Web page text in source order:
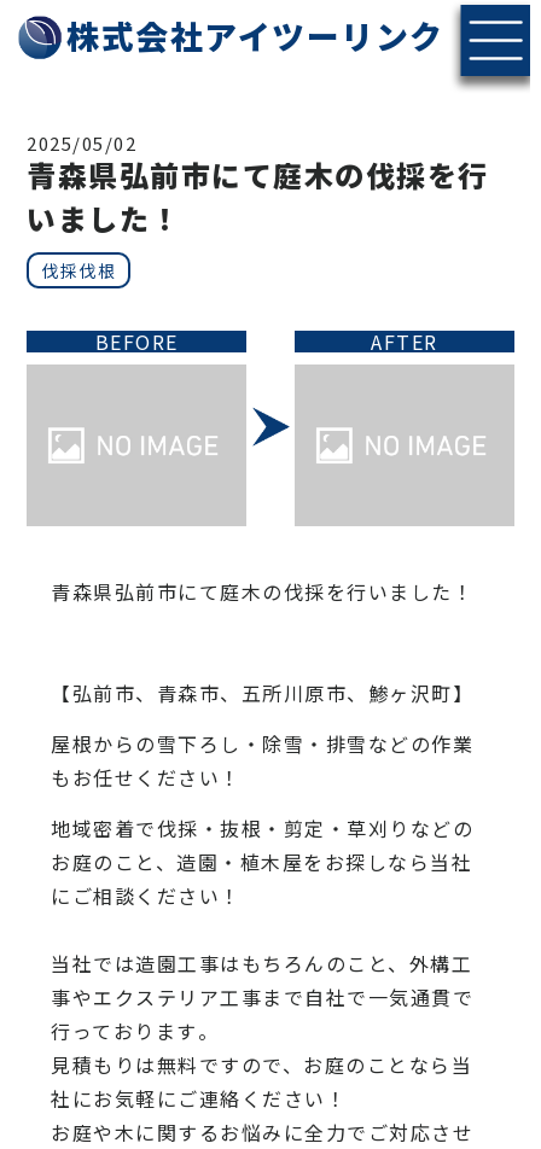
株式会社アイツーリンク
2025/05/02
青森県弘前市にて庭木の伐採を行
いました！
伐採伐根
BEFORE AFTER
青森県弘前市にて庭木の伐採を行いました！
【弘前市、青森市、五所川原市、鯵ヶ沢町】
屋根からの雪下ろし・除雪・排雪などの作業
もお任せください！
地域密着で伐採・抜根・剪定・草刈りなどの
お庭のこと、造園・ 植木屋をお探しなら当社
にご相談ください！
当社では造園工事はもちろんのこと、 外構工
事やエクステリア工事まで自社で一気通貫で
行っております。
見積もりは無料ですので、 お庭のことなら当
社にお気軽にご連絡ください！
お庭や木に関するお悩みに全力でご対応させ